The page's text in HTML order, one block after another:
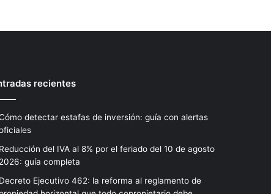
recientes
detectar estafas de inversión: guía con alertas
Reducción del IVA al 8% por el feriado del 10 de agosto
2026: guía completa
Decreto Ejecutivo 462: la reforma al reglamento de